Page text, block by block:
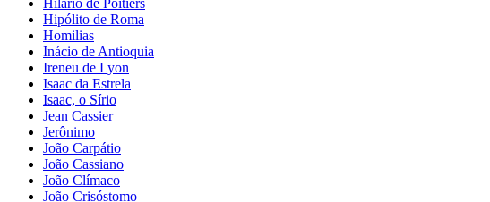
Hipólito de Roma
Homilias
Inácio de Antioquia
Ireneu de Lyon
Isaac da Estrela
Isaac, o Sírio
Jean Cassier
Jerônimo
João Carpátio
João Cassiano
João Clímaco
João Crisóstomo